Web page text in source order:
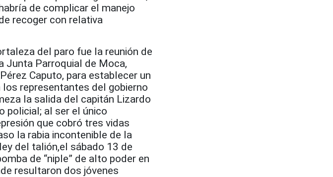
de complicar el manejo
recoger con relativa
del paro fue la reunión de
Junta Parroquial de Moca,
Pérez Caputo, para establecer un
representantes del gobierno
la salida del capitán Lizardo
policial; al ser el único
que cobró tres vidas
la rabia incontenible de la
del talión,el sábado 13 de
de “niple” de alto poder en
resultaron dos jóvenes